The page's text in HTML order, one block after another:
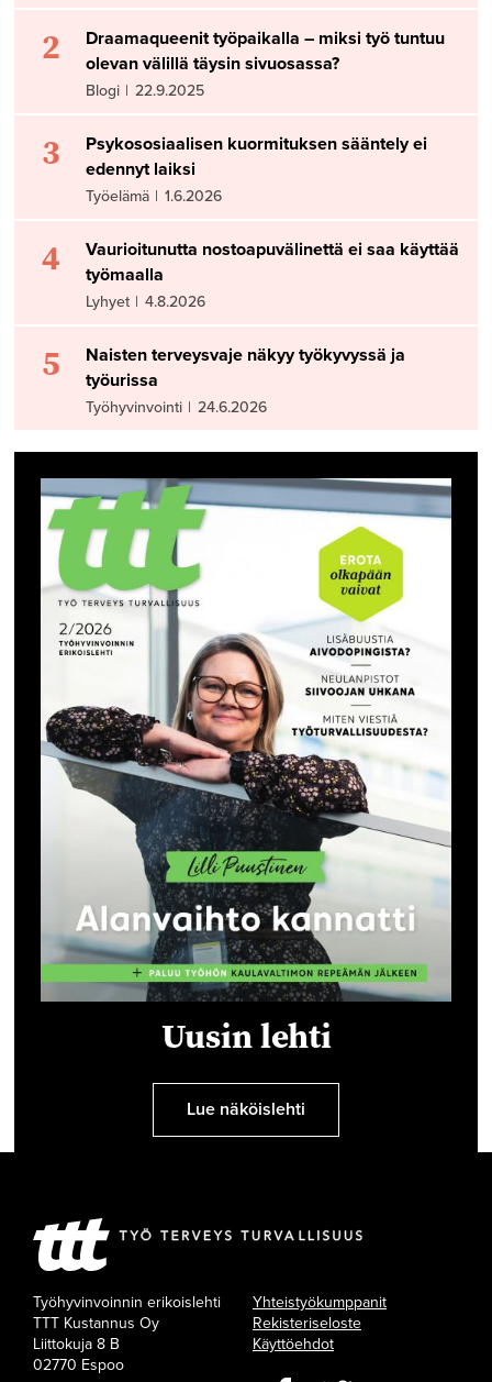
2
Draamaqueenit työpaikalla – miksi työ tuntuu
olevan välillä täysin sivuosassa?
Blogi | 22.9.2025
3
Psykososiaalisen kuormituksen sääntely ei
edennyt laiksi
Työelämä | 1.6.2026
4
Vaurioitunutta nostoapuvälinettä ei saa käyttää
työmaalla
Lyhyet | 4.8.2026
5
Naisten terveysvaje näkyy työkyvyssä ja
työurissa
Työhyvinvointi | 24.6.2026
Uusin lehti
Lue näköislehti
Työhyvinvoinnin erikoislehti
TTT Kustannus Oy
Liittokuja 8 B
02770 Espoo
Yhteistyökumppanit
Rekisteriseloste
Käyttöehdot